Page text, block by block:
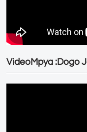
VideoMpya :Dogo